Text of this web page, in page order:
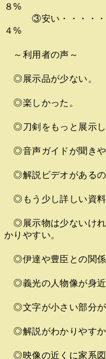
８%
③安い・・・・・・
４%
～利用者の声～
◎展示品が少ない。
◎楽しかった。
◎刀剣をもっと展示し
◎音声ガイドが聞きや
◎解説ビデオがあるの
◎もう少し詳しい資料
◎展示物は少ないけれ
かりやすい。
◎伊達や豊臣との関係
◎義光の人物像が身近
◎文字が小さい部分が
◎解説がわかりやす
◎映像の近くに家系図